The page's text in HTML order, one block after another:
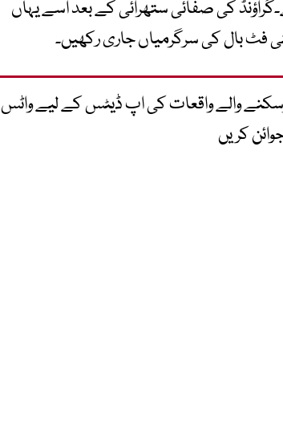
کی صفائی ستھرائی کے بعد اسے یہاں
فٹ بال کی سرگرمیاں جاری رکھیں۔
والے واقعات کی اپ ڈیٹس کے لیے واٹس
کریں